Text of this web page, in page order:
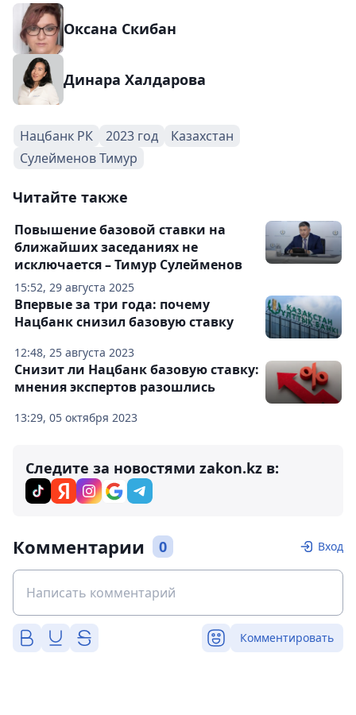
Оксана Скибан
Динара Халдарова
Нацбанк РК 2023 год
Казахстан
Сулейменов Тимур
Читайте также
15:52, 29 августа 2025
Повышение базовой ставки на
ближайших заседаниях не
исключается – Тимур Сулейменов
12:48, 25 августа 2023
Впервые за три года: почему
Нацбанк снизил базовую ставку
13:29, 05 октября 2023
Снизит ли Нацбанк базовую ставку:
мнения экспертов разошлись
Следите за новостями zakon.kz в:
Комментарии 0 Вход
Комментировать